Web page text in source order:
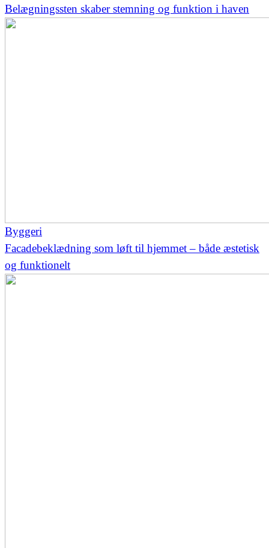
Belægningssten skaber stemning og funktion i haven
Byggeri
Facadebeklædning som løft til hjemmet – både æstetisk
og funktionelt